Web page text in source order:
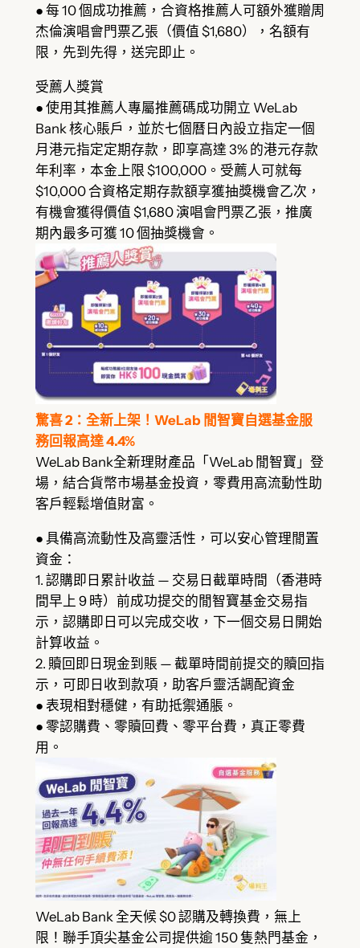
● 每 10 個成功推薦，合資格推薦人可額外獲贈周
杰倫演唱會門票乙張（價值 $1,680），名額有
限，先到先得，送完即止。
受薦人獎賞
● 使用其推薦人專屬推薦碼成功開立 WeLab
Bank 核心賬戶，並於七個曆日內設立指定一個
月港元指定定期存款，即享高達 3% 的港元存款
年利率，本金上限 $100,000。受薦人可就每
$10,000 合資格定期存款額享獲抽獎機會乙次，
有機會獲得價值 $1,680 演唱會門票乙張，推廣
期內最多可獲 10 個抽獎機會。
驚喜 2：全新上架！WeLab 閒智寶自選基金服
務回報高達 4.4%
WeLab Bank全新理財產品「WeLab 閒智寶」登
場，結合貨幣市場基金投資，零費用高流動性助
客戶輕鬆增值財富。
● 具備高流動性及高靈活性，可以安心管理閒置
資金：
1. 認購即日累計收益 — 交易日截單時間（香港時
間早上 9 時）前成功提交的閒智寶基金交易指
示，認購即日可以完成交收，下一個交易日開始
計算收益。
2. 贖回即日現金到賬 — 截單時間前提交的贖回指
示，可即日收到款項，助客戶靈活調配資金
● 表現相對穩健，有助抵禦通脹。
● 零認購費、零贖回費、零平台費，真正零費
用。
WeLab Bank 全天候 $0 認購及轉換費，無上
限！聯手頂尖基金公司提供逾 150 隻熱門基金，